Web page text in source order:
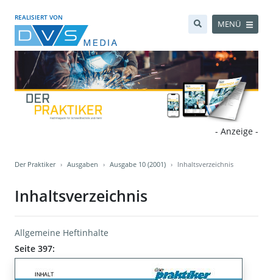
REALISIERT VON
MENÜ
- Anzeige -
Der Praktiker Ausgaben Ausgabe 10 (2001) Inhaltsverzeichnis
Inhaltsverzeichnis
Allgemeine Heftinhalte
Seite 397: